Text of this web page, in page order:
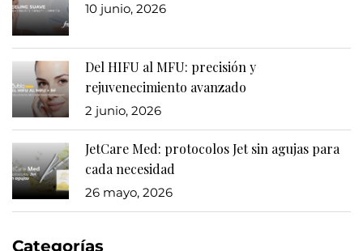
10 junio, 2026
Del HIFU al MFU: precisión y
rejuvenecimiento avanzado
2 junio, 2026
JetCare Med: protocolos Jet sin agujas para
cada necesidad
26 mayo, 2026
Categorías